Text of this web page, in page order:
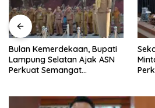
Bulan Kemerdekaan, Bupati
Lampung Selatan Ajak ASN
Perkuat Semangat